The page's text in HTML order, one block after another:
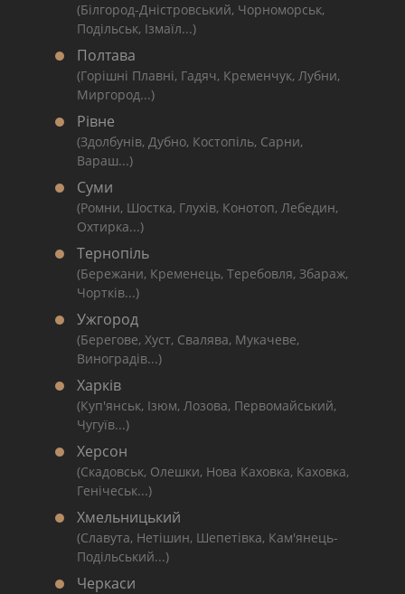
(Білгород-Дністровський, Чорноморськ,
Подільськ, Ізмаїл...)
Полтава
(Горішні Плавні, Гадяч, Кременчук, Лубни,
Миргород...)
Рівне
(Здолбунів, Дубно, Костопіль, Сарни,
Вараш...)
Суми
(Ромни, Шостка, Глухів, Конотоп, Лебедин,
Охтирка...)
Тернопіль
(Бережани, Кременець, Теребовля, Збараж,
Чортків...)
Ужгород
(Берегове, Хуст, Свалява, Мукачеве,
Виноградів...)
Харків
(Куп'янськ, Ізюм, Лозова, Первомайський,
Чугуїв...)
Херсон
(Скадовськ, Олешки, Нова Каховка, Каховка,
Генічеськ...)
Хмельницький
(Славута, Нетішин, Шепетівка, Кам'янець-
Подільський...)
Черкаси